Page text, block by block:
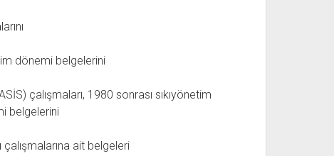
dönemi belgelerini
çalışmaları, 1980 sonrası sıkıyönetim
belgelerini
ait belgeleri